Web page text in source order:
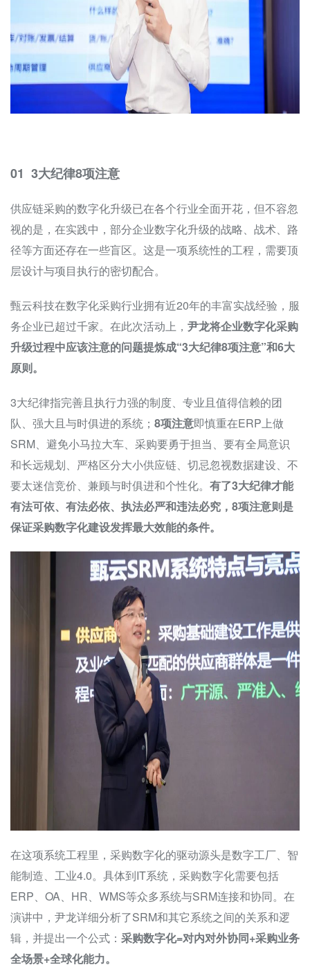
01 3大纪律8项注意
供应链采购的数字化升级已在各个行业全面开花，但不容忽
视的是，在实践中，部分企业数字化升级的战略、战术、路
径等方面还存在一些盲区。这是一项系统性的工程，需要顶
层设计与项目执行的密切配合。
甄云科技在数字化采购行业拥有近20年的丰富实战经验，服
务企业已超过千家。在此次活动上， 尹龙将企业数字化采购
升级过程中应该注意的问题提炼成“3大纪律8项注意”和6大
原则。
3大纪律指完善且执行力强的制度、专业且值得信赖的团
队、强大且与时俱进的系统； 8项注意即慎重在ERP上做
SRM、避免小马拉大车、采购要勇于担当、要有全局意识
和长远规划、严格区分大小供应链、切忌忽视数据建设、不
要太迷信竞价、兼顾与时俱进和个性化。 有了3大纪律才能
有法可依、有法必依、执法必严和违法必究，8项注意则是
保证采购数字化建设发挥最大效能的条件。
在这项系统工程里，采购数字化的驱动源头是数字工厂、智
能制造、工业4.0。具体到IT系统，采购数字化需要包括
ERP、OA、HR、WMS等众多系统与SRM连接和协同。在
演讲中，尹龙详细分析了SRM和其它系统之间的关系和逻
辑，并提出一个公式： 采购数字化=对内对外协同+采购业务
全场景+全球化能力。